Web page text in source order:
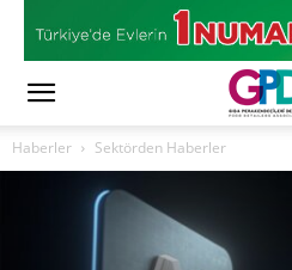
Haberler Sektörden Haberler